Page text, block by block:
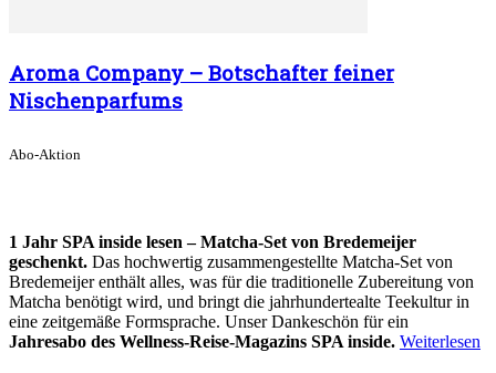
Aroma Company – Botschafter feiner
Nischenparfums
Abo-Aktion
1 Jahr SPA inside lesen – Matcha-Set von Bredemeijer
geschenkt. Das hochwertig zusammengestellte Matcha-Set von
Bredemeijer enthält alles, was für die traditionelle Zubereitung von
Matcha benötigt wird, und bringt die jahrhundertealte Teekultur in
eine zeitgemäße Formsprache. Unser Dankeschön für ein
Jahresabo des Wellness-Reise-Magazins SPA inside. Weiterlesen